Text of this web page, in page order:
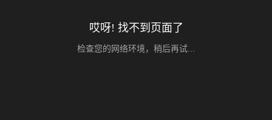
哎呀! 找不到页面了
检查您的网络环境，稍后再试...